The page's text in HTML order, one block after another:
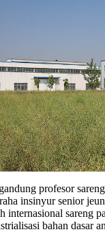
profesor
insinyur senior
sareng
bahan dasar